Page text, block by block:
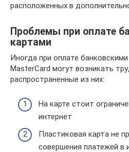
расположенных в
Проблемы при оплате
картами
Иногда при оплате
MasterCard могут возникать
распространенные из них:
На карте стоит
интернет
Пластиковая карта не
совершения платежей в